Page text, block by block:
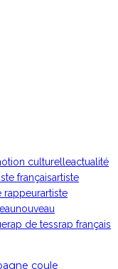
culturelleactualité
françaisartiste
rappeurartiste
nouveau
rap de tessrap français
coule